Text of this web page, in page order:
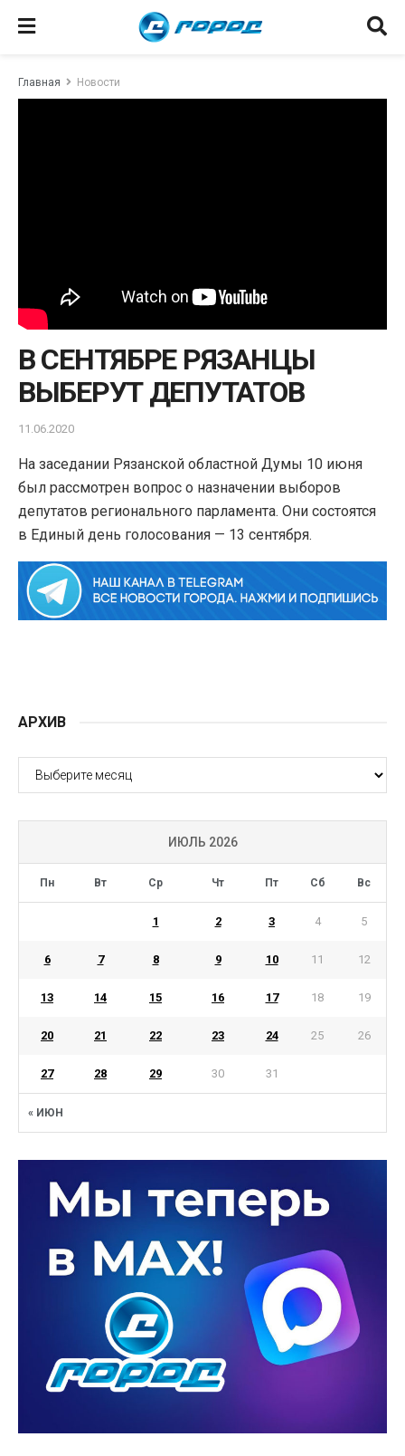
Главная Новости
В СЕНТЯБРЕ РЯЗАНЦЫ
ВЫБЕРУТ ДЕПУТАТОВ
11.06.2020
На заседании Рязанской областной Думы 10 июня
был рассмотрен вопрос о назначении выборов
депутатов регионального парламента. Они состоятся
в Единый день голосования — 13 сентября.
АРХИВ
АРХИВ
ИЮЛЬ 2026
Пн Вт Ср Чт Пт Сб Вс
« ИЮН
1 2 3 4 5
6 7 8 9 10 11 12
13 14 15 16 17 18 19
20 21 22 23 24 25 26
27 28 29 30 31